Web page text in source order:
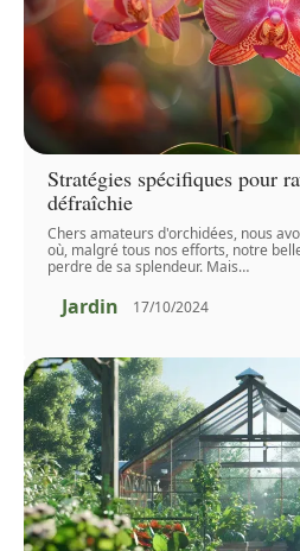
Stratégies spécifiques pour
défraîchie
Chers amateurs d'orchidées, nous
où, malgré tous nos efforts, notre
perdre de sa splendeur. Mais…
Jardin 17/10/2024